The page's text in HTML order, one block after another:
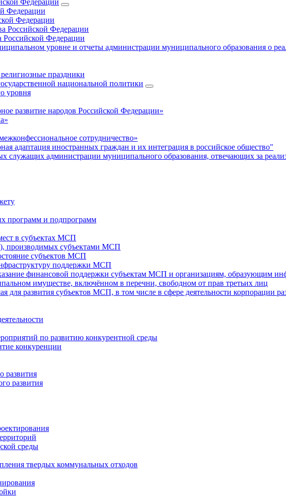
Федерации
Федерации
Федерации
Российской Федерации
Российской Федерации
уровне и отчеты администрации муниципального образования о
праздники
национальной политики
уровня
развитие народов Российской Федерации»
сотрудничество»
адаптация иностранных граждан и их интеграция в российское общество"
служащих администрации муниципального образования, отвечающих за
программ и подпрограмм
в субъектах МСП
производимых субъектами МСП
субъектов МСП
поддержки МСП
финансовой поддержки субъектам МСП и организациям, образующим
имуществе, включённом в перечни, свободном от прав третьих лиц
для развития субъектов МСП, в том числе в сфере деятельности корпорации
по развитию конкурентной среды
конкуренции
развития
развития
среды
твердых коммунальных отходов